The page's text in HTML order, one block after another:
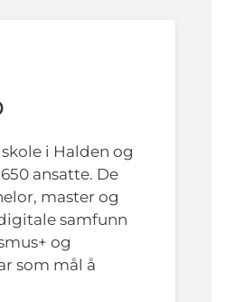
i Halden og
ansatte. De
master og
samfunn
og
som mål å